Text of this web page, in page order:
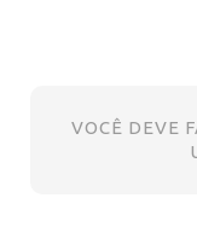
VOCÊ DEVE